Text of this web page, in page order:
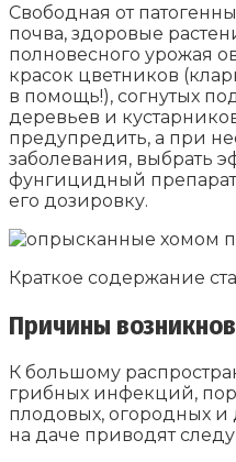
Свободная от
почва, здоровые
полновесного урожая
красок цветников
в помощь!), согнутых
деревьев и
предупредить, а при
заболевания, выбрать
фунгицидный
его дозировку.
Краткое содержание
Причины
К большому
грибных инфекций,
плодовых, огородных и
на даче приводят